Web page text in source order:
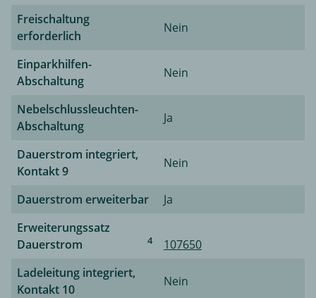
Freischaltung
erforderlich
Nein
Einparkhilfen-
Abschaltung
Nein
Nebelschlussleuchten-
Abschaltung
Ja
Dauerstrom integriert,
Kontakt 9
Nein
Dauerstrom erweiterbar
Ja
Erweiterungssatz
Dauerstrom
4
107650
Ladeleitung integriert,
Kontakt 10
Nein